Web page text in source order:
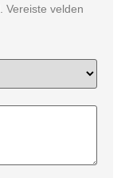
Vereiste velden